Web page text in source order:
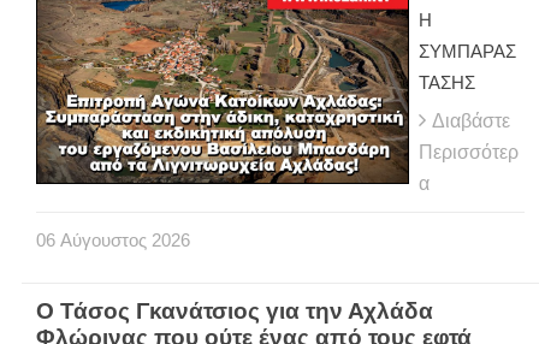
Η
ΣΥΜΠΑΡΑΣ
ΤΑΣΗΣ
Διαβάστε
Περισσότερ
α
06 Αύγουστος 2026
Ο Τάσος Γκανάτσιος για την Αχλάδα
Φλώρινας που ούτε ένας από τους εφτά